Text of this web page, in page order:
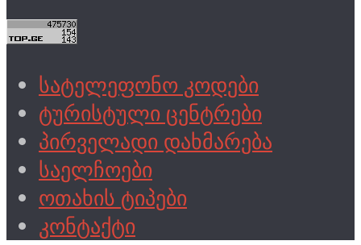
სატელეფონო კოდები
ტურისტული ცენტრები
პირველადი დახმარება
საელჩოები
ოთახის ტიპები
კონტაქტი